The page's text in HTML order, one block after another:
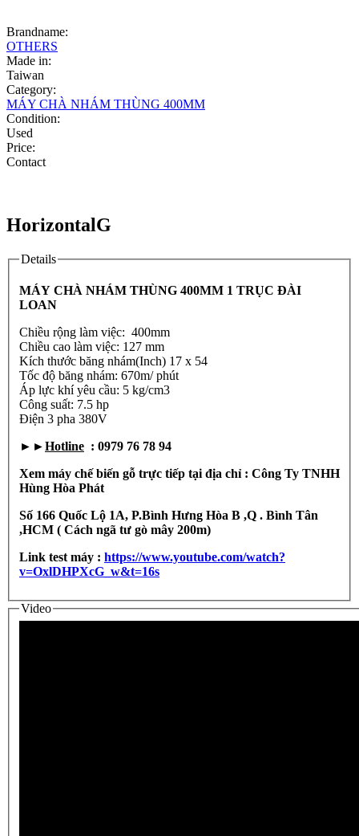
Brandname:
OTHERS
Made in:
Taiwan
Category:
MÁY CHÀ NHÁM THÙNG 400MM
Condition:
Used
Price:
Contact
HorizontalG
Details
MÁY CHÀ NHÁM THÙNG 400MM 1 TRỤC ĐÀI
LOAN
Chiều rộng làm việc: 400mm
Chiều cao làm việc: 127 mm
Kích thước băng nhám(Inch) 17 x 54
Tốc độ băng nhám: 670m/ phút
Áp lực khí yêu cầu: 5 kg/cm3
Công suất: 7.5 hp
Điện 3 pha 380V
►►Hotline : 0979 76 78 94
Xem máy chế biến gỗ trực tiếp tại địa chỉ : Công Ty TNHH
Hùng Hòa Phát
Số 166 Quốc Lộ 1A, P.Bình Hưng Hòa B ,Q . Bình Tân
,HCM ( Cách ngã tư gò mây 200m)
Link test máy : https://www.youtube.com/watch?
v=OxlDHPXcG_w&t=16s
Video